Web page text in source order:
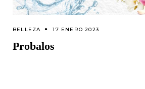
BELLEZA 17 ENERO 2023
Probalos